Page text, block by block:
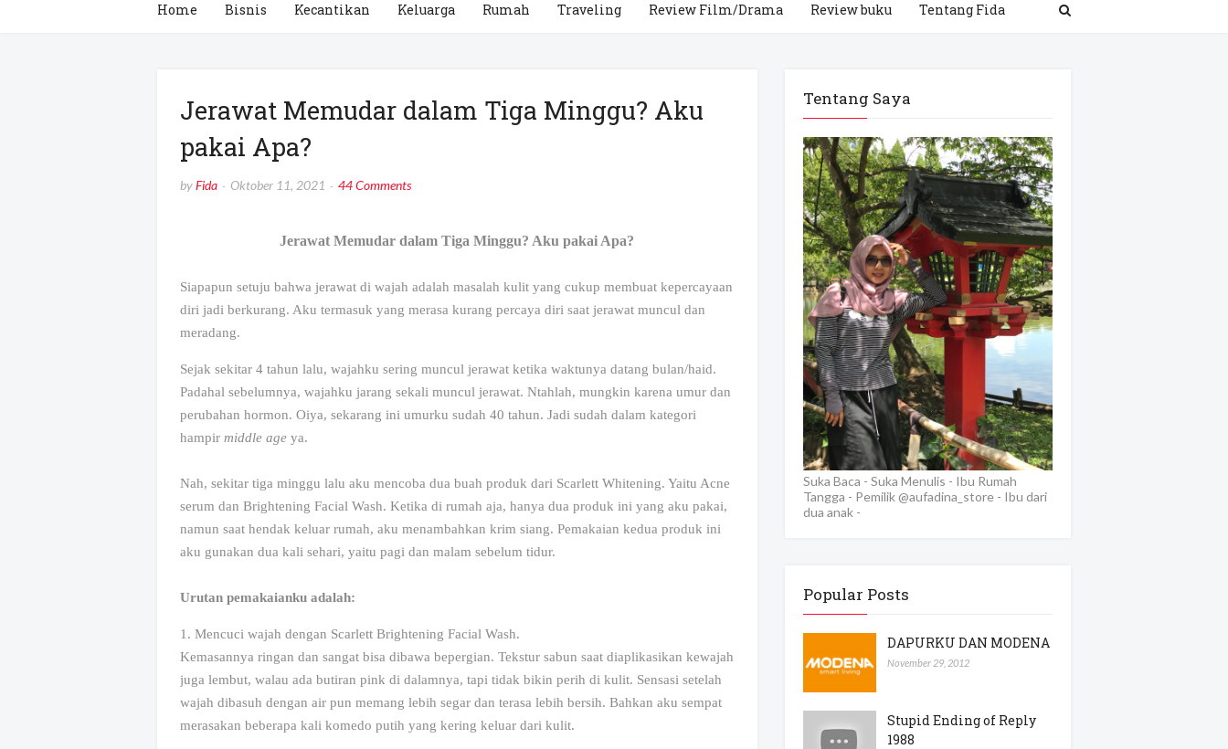
Home Bisnis Kecantikan Keluarga Rumah Traveling Review Film/Drama Review buku Tentang Fida
Jerawat Memudar dalam Tiga Minggu? Aku
pakai Apa?
byFida Oktober 11, 2021 44 Comments
Jerawat Memudar dalam Tiga Minggu? Aku pakai Apa?
Siapapun setuju bahwa jerawat di wajah adalah masalah kulit yang cukup membuat kepercayaan
diri jadi berkurang. Aku termasuk yang merasa kurang percaya diri saat jerawat muncul dan
meradang.
Sejak sekitar 4 tahun lalu, wajahku sering muncul jerawat ketika waktunya datang bulan/haid.
Padahal sebelumnya, wajahku jarang sekali muncul jerawat. Ntahlah, mungkin karena umur dan
perubahan hormon. Oiya, sekarang ini umurku sudah 40 tahun. Jadi sudah dalam kategori
hampir middle age ya.
Nah, sekitar tiga minggu lalu aku mencoba dua buah produk dari Scarlett Whitening. Yaitu Acne
serum dan Brightening Facial Wash. Ketika di rumah aja, hanya dua produk ini yang aku pakai,
namun saat hendak keluar rumah, aku menambahkan krim siang. Pemakaian kedua produk ini
aku gunakan dua kali sehari, yaitu pagi dan malam sebelum tidur.
Urutan pemakaianku adalah:
1. Mencuci wajah dengan Scarlett Brightening Facial Wash.
Kemasannya ringan dan sangat bisa dibawa bepergian. Tekstur sabun saat diaplikasikan kewajah
juga lembut, walau ada butiran pink di dalamnya, tapi tidak bikin perih di kulit. Sensasi setelah
wajah dibasuh dengan air pun memang lebih segar dan terasa lebih bersih. Bahkan aku sempat
merasakan beberapa kali komedo putih yang kering keluar dari kulit.
Tentang Saya
Suka Baca - Suka Menulis - Ibu Rumah
Tangga - Pemilik @aufadina_store - Ibu dari
dua anak -
Popular Posts
DAPURKU DAN MODENA
November 29, 2012
Stupid Ending of Reply
1988